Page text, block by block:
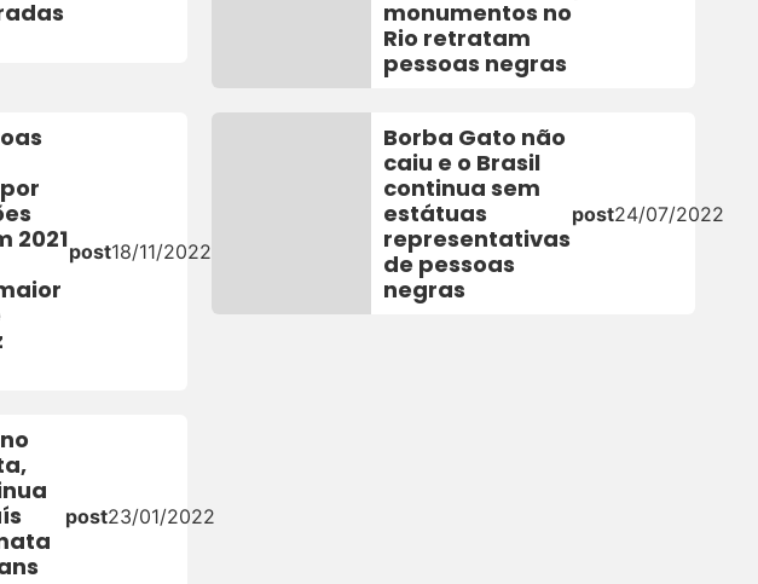
monumentos no
Rio retratam
pessoas negras
2021post18/11/2022
Borba Gato não
caiu e o Brasil
continua sem
estátuas
representativas
de pessoas
negras
post24/07/2022
post23/01/2022